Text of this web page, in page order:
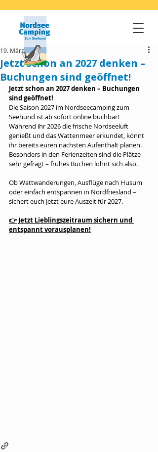
Jetzt schon an 2027 denken –
Buchungen sind geöffnet!
19. März
Jetzt schon an 2027 denken – Buchungen
sind geöffnet!
Die Saison 2027 im Nordseecamping zum
Seehund ist ab sofort online buchbar!
Während ihr 2026 die frische Nordseeluft
genießt und das Wattenmeer erkundet, könnt
ihr bereits euren nächsten Aufenthalt planen.
Besonders in den Ferienzeiten sind die Plätze
sehr gefragt – frühes Buchen lohnt sich also.
Ob Wattwanderungen, Ausflüge nach Husum
oder einfach entspannen in Nordfriesland –
sichert euch jetzt eure Auszeit für 2027.
👉 Jetzt Lieblingszeitraum sichern und
entspannt vorausplanen!